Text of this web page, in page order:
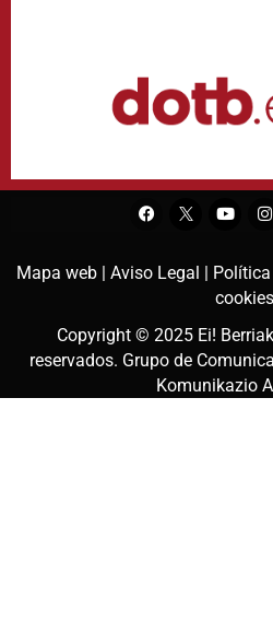
Mapa web | Aviso Legal |
cookies
Copyright © 2025 Ei! Berriak
reservados. Grupo de
Komunikazio